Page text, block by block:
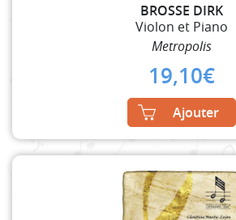
BROSSE DIRK
Violon et Piano
Metropolis
19,10€
Ajouter